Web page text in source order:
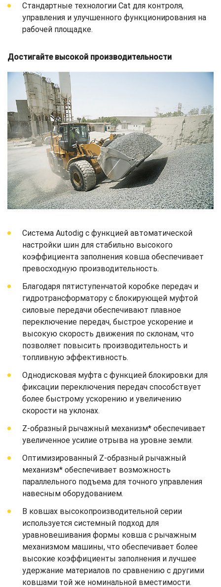
Стандартные технологии Cat для контроля,
управления и улучшенного функционирования на
рабочей площадке.
Достигайте высокой производительности
Система Autodig с функцией автоматической
настройки шин для стабильно высокого
коэффициента заполнения ковша обеспечивает
превосходную производительность.
Благодаря пятиступенчатой коробке передач и
гидротрансформатору с блокирующей муфтой
силовые передачи обеспечивают плавное
переключение передач, быстрое ускорение и
высокую скорость движения по склонам, что
позволяет повысить производительность и
топливную эффективность.
Однодисковая муфта с функцией блокировки для
фиксации переключения передач способствует
более быстрому ускорению и увеличению
скорости на уклонах.
Z-образный рычажный механизм* обеспечивает
увеличенное усилие отрыва на уровне земли.
Оптимизированный Z-образный рычажный
механизм* обеспечивает возможность
параллельного подъема для точного управления
навесным оборудованием.
В ковшах высокопроизводительной серии
используется системный подход для
уравновешивания формы ковша с рычажным
механизмом машины, что обеспечивает более
высокие коэффициенты заполнения и лучшее
удержание материалов по сравнению с другими
ковшами той же номинальной вместимости.